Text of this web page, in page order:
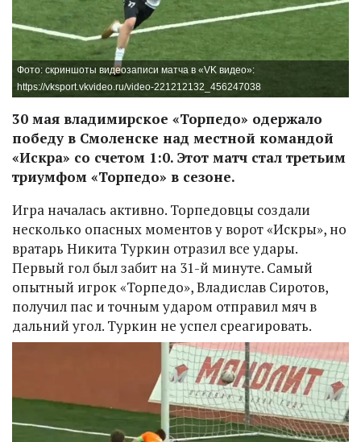
Фото: скриншоты видеозаписи матча в «VK видео»:
https://vksport.vkvideo.ru/video-221212132_456247038
30 мая владимирское «Торпедо» одержало
победу в Смоленске над местной командой
«Искра» со счетом 1:0. Этот матч стал третьим
триумфом «Торпедо» в сезоне.
Игра началась активно. Торпедовцы создали
несколько опасных моментов у ворот «Искры», но
вратарь Никита Туркин отразил все удары.
Первый гол был забит на 31-й минуте. Самый
опытный игрок «Торпедо», Владислав Сиротов,
получил пас и точным ударом отправил мяч в
дальний угол. Туркин не успел среагировать.